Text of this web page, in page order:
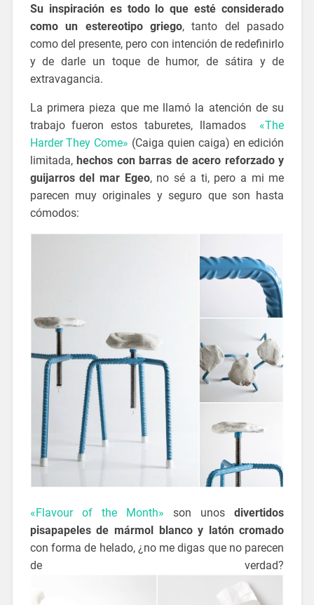
Su inspiración es todo lo que esté considerado
como un estereotipo griego, tanto del pasado
como del presente, pero con intención de redefinirlo
y de darle un toque de humor, de sátira y de
extravagancia.
La primera pieza que me llamó la atención de su
trabajo fueron estos taburetes, llamados «The
Harder They Come» (Caiga quien caiga) en edición
limitada, hechos con barras de acero reforzado y
guijarros del mar Egeo, no sé a ti, pero a mi me
parecen muy originales y seguro que son hasta
cómodos:
«Flavour of the Month»son unosdivertidos
pisapapeles de mármol blanco y latón cromado
con forma de helado, ¿no me digas que no parecen
de verdad?